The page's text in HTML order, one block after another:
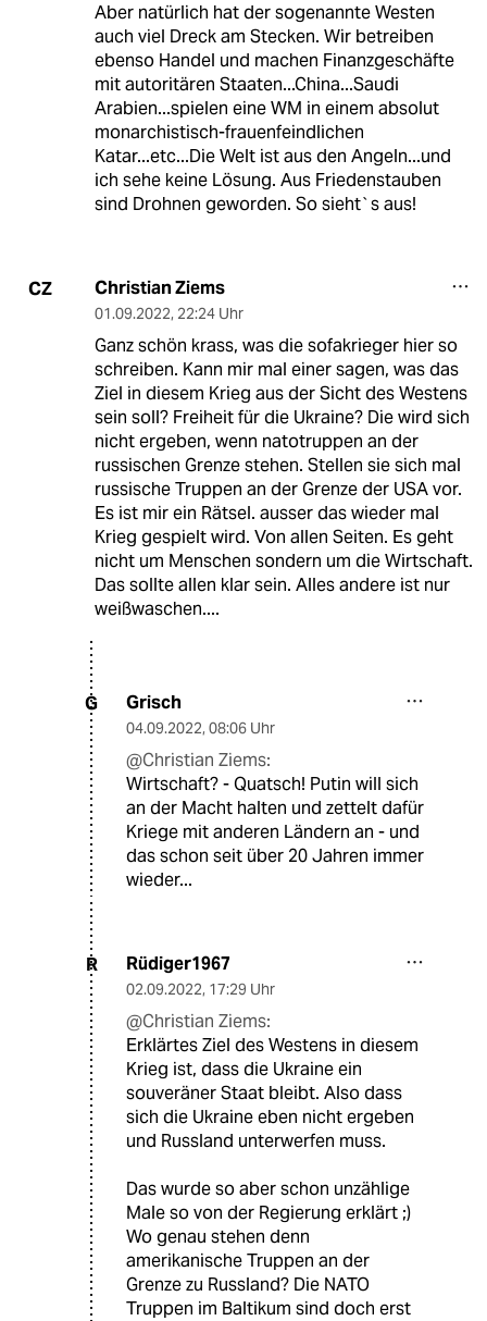
Aber natürlich hat der sogenannte Westen
auch viel Dreck am Stecken. Wir betreiben
ebenso Handel und machen Finanzgeschäfte
mit autoritären Staaten...China...Saudi
Arabien...spielen eine WM in einem absolut
monarchistisch-frauenfeindlichen
Katar...etc...Die Welt ist aus den Angeln...und
ich sehe keine Lösung. Aus Friedenstauben
sind Drohnen geworden. So sieht`s aus!
CZ Christian Ziems
01.09.2022, 22:24 Uhr
Ganz schön krass, was die sofakrieger hier so
schreiben. Kann mir mal einer sagen, was das
Ziel in diesem Krieg aus der Sicht des Westens
sein soll? Freiheit für die Ukraine? Die wird sich
nicht ergeben, wenn natotruppen an der
russischen Grenze stehen. Stellen sie sich mal
russische Truppen an der Grenze der USA vor.
Es ist mir ein Rätsel. ausser das wieder mal
Krieg gespielt wird. Von allen Seiten. Es geht
nicht um Menschen sondern um die Wirtschaft.
Das sollte allen klar sein. Alles andere ist nur
weißwaschen....
G Grisch
04.09.2022, 08:06 Uhr
@Christian Ziems:
Wirtschaft? - Quatsch! Putin will sich
an der Macht halten und zettelt dafür
Kriege mit anderen Ländern an - und
das schon seit über 20 Jahren immer
wieder...
R Rüdiger1967
02.09.2022, 17:29 Uhr
@Christian Ziems:
Erklärtes Ziel des Westens in diesem
Krieg ist, dass die Ukraine ein
souveräner Staat bleibt. Also dass
sich die Ukraine eben nicht ergeben
und Russland unterwerfen muss.
Das wurde so aber schon unzählige
Male so von der Regierung erklärt ;)
Wo genau stehen denn
amerikanische Truppen an der
Grenze zu Russland? Die NATO
Truppen im Baltikum sind doch erst